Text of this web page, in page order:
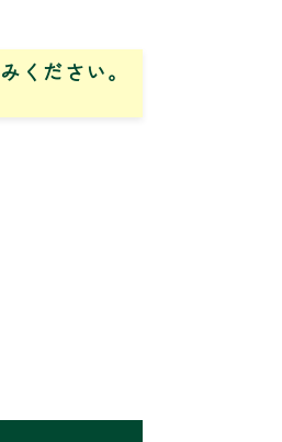
ください。